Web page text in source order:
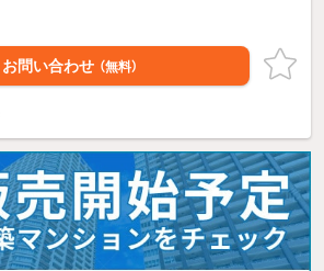
お問い合わせ （無料）